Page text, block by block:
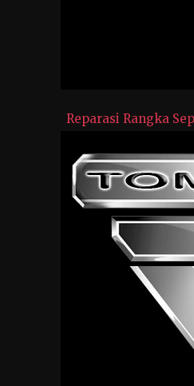
Reparasi Rangka